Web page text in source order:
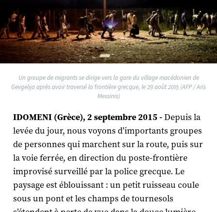
Un groupe de migrants se dirige vers la gare du village macédonien de
Gevgelija après avoir traversé la frontière grecque, le 29 août 2015 (AFP / Aris
Messinis)
IDOMENI (Grèce), 2 septembre 2015 -Depuis la
levée du jour, nous voyons d’importants groupes
de personnes qui marchent sur la route, puis sur
la voie ferrée, en direction du poste-frontière
improvisé surveillé par la police grecque. Le
paysage est éblouissant : un petit ruisseau coule
sous un pont et les champs de tournesols